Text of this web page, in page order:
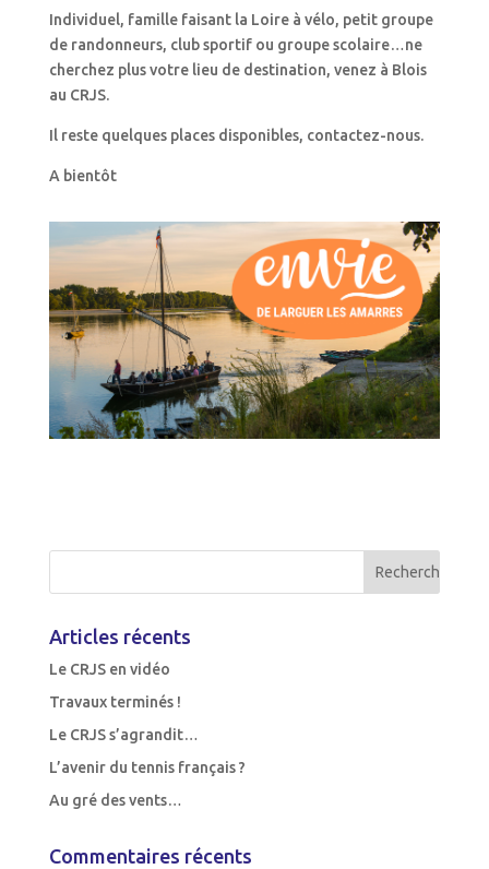
Individuel, famille faisant la Loire à vélo, petit groupe
de randonneurs, club sportif ou groupe scolaire…ne
cherchez plus votre lieu de destination, venez à Blois
au CRJS.
Il reste quelques places disponibles, contactez-nous.
A bientôt
Articles récents
Le CRJS en vidéo
Travaux terminés !
Le CRJS s’agrandit…
L’avenir du tennis français ?
Au gré des vents…
Commentaires récents